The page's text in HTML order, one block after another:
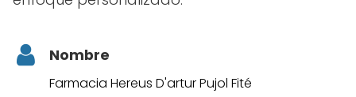
Nombre
Farmacia Hereus D'artur Pujol Fité